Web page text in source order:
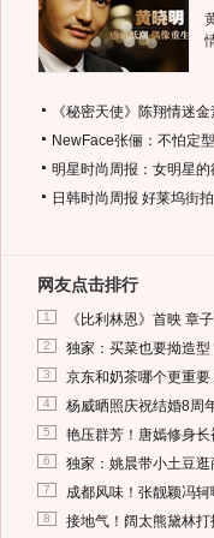
《秘密天使》陈翔情迷
NewFace张俪：不怕定
明星时尚周报：女明星的
日韩时尚周报 好莱坞街
网友点击排行
1 《比利林恩》首映 章
2 独家：买菜也要拗造
3 京东和奶茶哪个更重要
4 杨威晒照庆祝结婚8周
5 艳压群芳！唐嫣修身
6 独家：姚晨带小土豆
7 成都风味！张靓颖冯
8 接地气！阔太熊黛林